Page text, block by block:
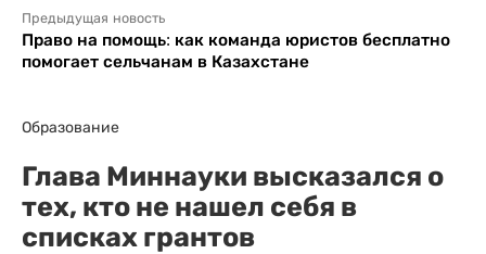
Предыдущая новость
Право на помощь: как команда юристов бесплатно
помогает сельчанам в Казахстане
Образование
Глава Миннауки высказался о
тех, кто не нашел себя в
списках грантов